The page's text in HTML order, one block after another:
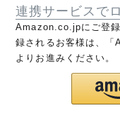
連携サービスで
Amazon.co.jpにご登
録されるお客様は、「
よりお進みください。